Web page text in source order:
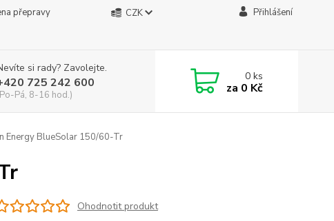
přepravy
CZK Přihlášení
si rady? Zavolejte.
725 242 600
Pá, 8-16 hod.)
0ks
za 0 Kč
Energy BlueSolar 150/60-Tr
Ohodnotit produkt